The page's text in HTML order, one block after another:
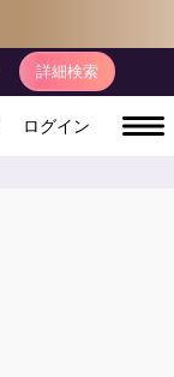
詳細検索
ログイン